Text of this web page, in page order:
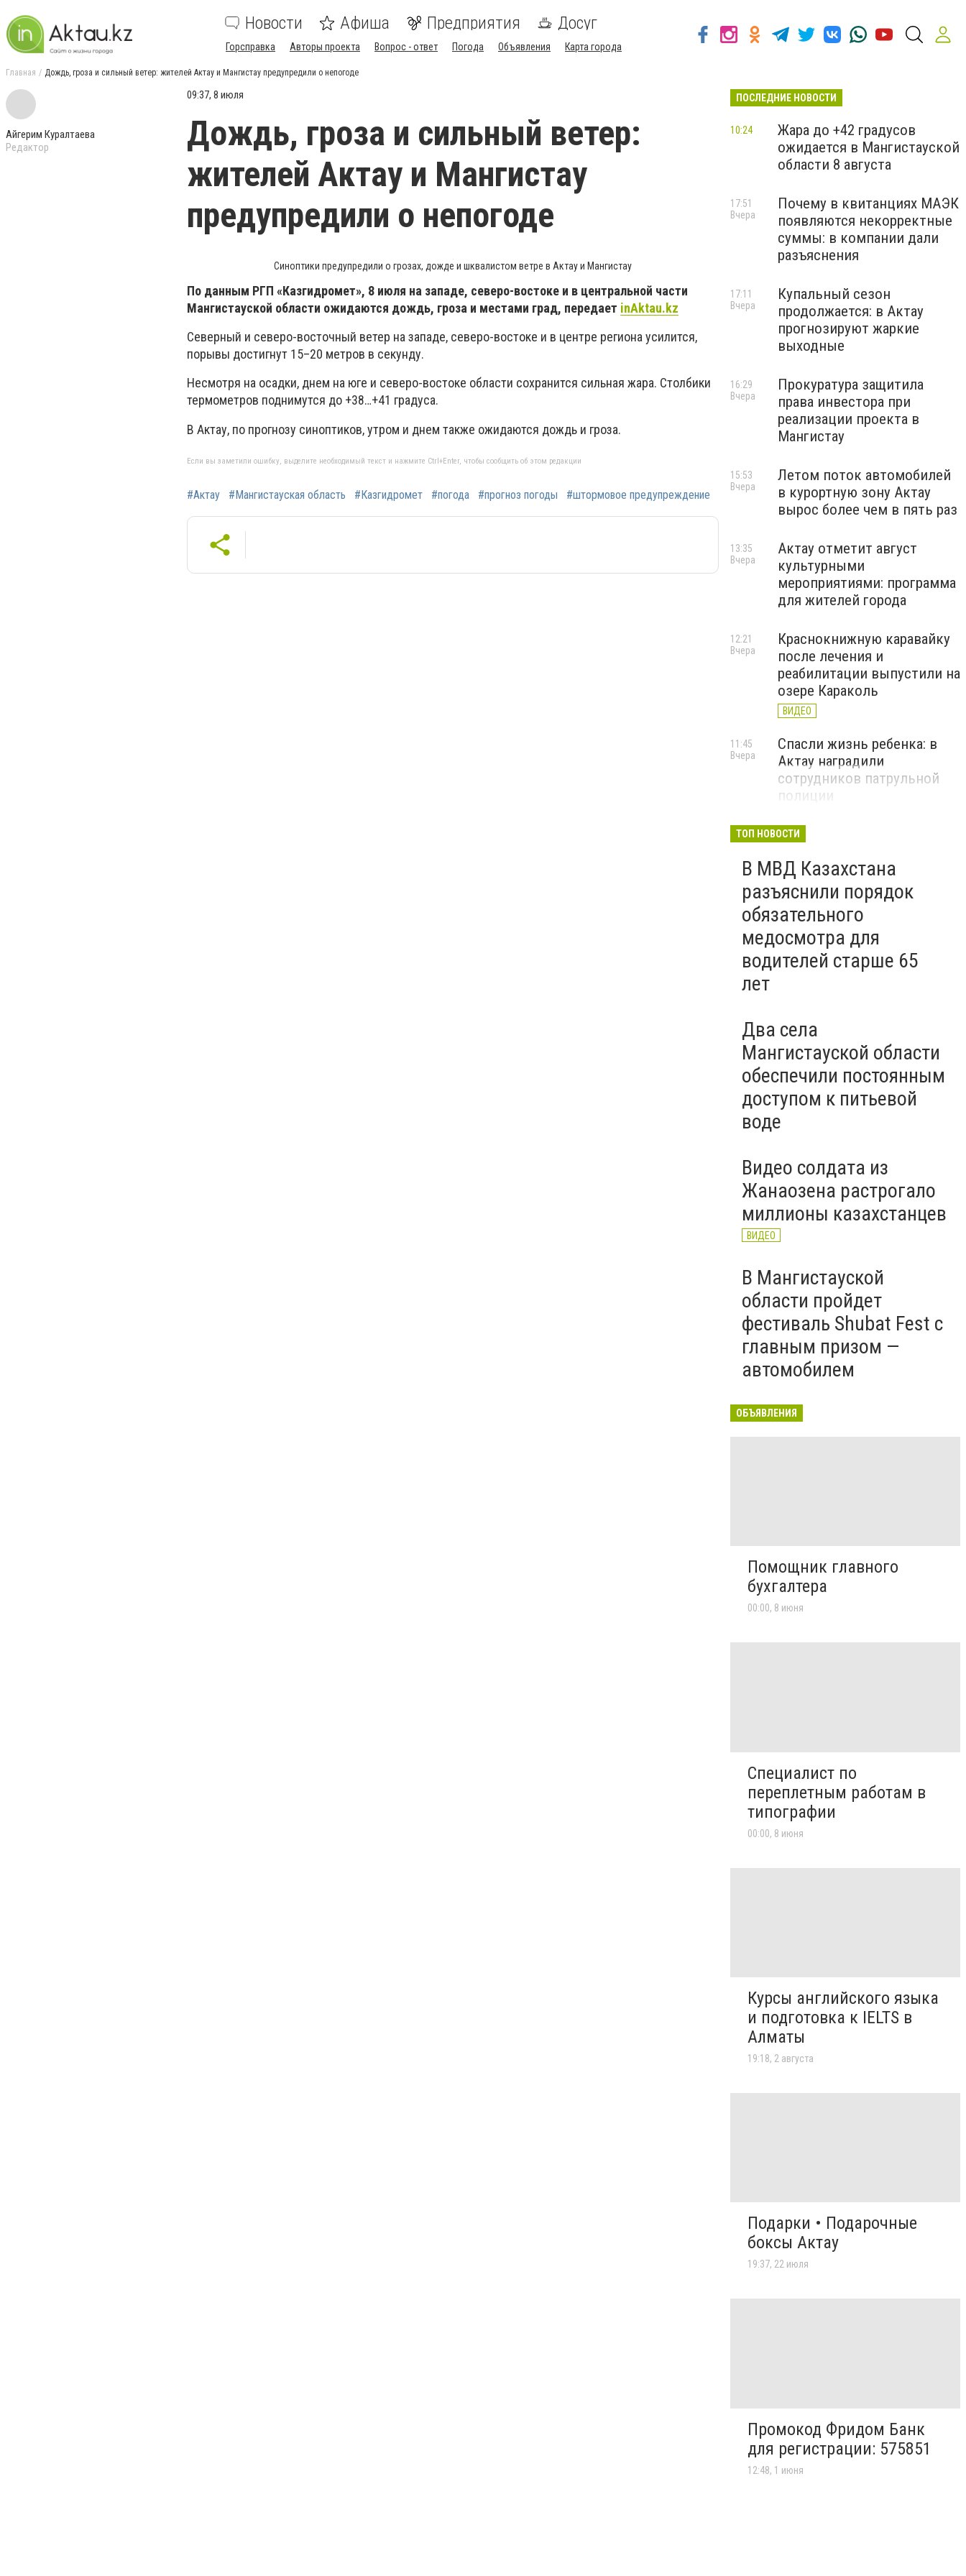
Новости Афиша Предприятия Досуг
Горсправка Авторы проекта Вопрос - ответ Погода Объявления Карта города
Главная Дождь, гроза и сильный ветер: жителей Актау и Мангистау предупредили о непогоде
Айгерим Куралтаева
Редактор
09:37, 8 июля
Дождь, гроза и сильный ветер:
жителей Актау и Мангистау
предупредили о непогоде
Синоптики предупредили о грозах, дожде и шквалистом ветре в Актау и Мангистау
По данным РГП «Казгидромет», 8 июля на западе, северо-востоке и в центральной части
Мангистауской области ожидаются дождь, гроза и местами град, передает inAktau.kz
Северный и северо-восточный ветер на западе, северо-востоке и в центре региона усилится,
порывы достигнут 15–20 метров в секунду.
Несмотря на осадки, днем на юге и северо-востоке области сохранится сильная жара. Столбики
термометров поднимутся до +38…+41 градуса.
В Актау, по прогнозу синоптиков, утром и днем также ожидаются дождь и гроза.
Если вы заметили ошибку, выделите необходимый текст и нажмите Ctrl+Enter, чтобы сообщить об этом редакции
#Актау #Мангистауская область #Казгидромет #погода #прогноз погоды #штормовое предупреждение
ПОСЛЕДНИЕ НОВОСТИ
Жара до +42 градусов
ожидается в Мангистауской
области 8 августа
10:24
Почему в квитанциях МАЭК
появляются некорректные
суммы: в компании дали
разъяснения
17:51
Вчера
Купальный сезон
продолжается: в Актау
прогнозируют жаркие
выходные
17:11
Вчера
Прокуратура защитила
права инвестора при
реализации проекта в
Мангистау
16:29
Вчера
Летом поток автомобилей
в курортную зону Актау
вырос более чем в пять раз
15:53
Вчера
Актау отметит август
культурными
мероприятиями: программа
для жителей города
13:35
Вчера
Краснокнижную каравайку
после лечения и
реабилитации выпустили на
озере Караколь
ВИДЕО
12:21
Вчера
Спасли жизнь ребенка: в
Актау наградили
сотрудников патрульной
полиции
11:45
Вчера
ТОП НОВОСТИ
В МВД Казахстана
разъяснили порядок
обязательного
медосмотра для
водителей старше 65
лет
Два села
Мангистауской области
обеспечили постоянным
доступом к питьевой
воде
Видео солдата из
Жанаозена растрогало
миллионы казахстанцев
ВИДЕО
В Мангистауской
области пройдет
фестиваль Shubat Fest с
главным призом —
автомобилем
ОБЪЯВЛЕНИЯ
Помощник главного
бухгалтера
00:00, 8 июня
Специалист по
переплетным работам в
типографии
00:00, 8 июня
Курсы английского языка
и подготовка к IELTS в
Алматы
19:18, 2 августа
Подарки • Подарочные
боксы Актау
19:37, 22 июля
Промокод Фридом Банк
для регистрации: 575851
12:48, 1 июня